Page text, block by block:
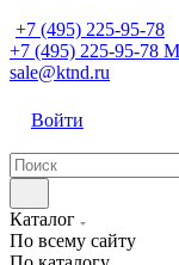
+7 (495) 225-95-78
+7 (495) 225-95-78
sale@ktnd.ru
Войти
Каталог
По всему сайту